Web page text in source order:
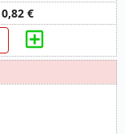
0,82 €